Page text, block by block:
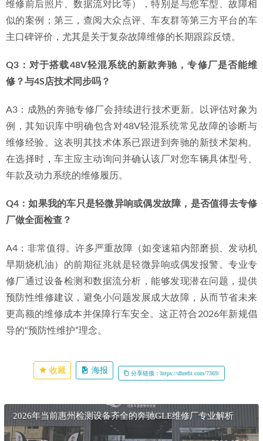
可观费用。同时，因其业务高度聚焦于奔驰维修，对常见故
障和疑难杂症的处理经验可能更为集中和丰富。
例”是否真实？
车间是否悬挂技师资质证书，并可礼貌性询问技师过往工作
经历；第二，请求查看其维修案例库（通常为脱敏后的车辆
维修前后照片、数据流对比等），特别是与您车型、故障相
似的案例；第三，查阅大众点评、车友群等第三方平台的车
主口碑评价，尤其是关于复杂故障维修的长期跟踪反馈。
Q3：对于搭载48V轻混系统的新款奔驰，专修厂是否能维
修？与4S店技术同步吗？
A3：成熟的奔驰专修厂会持续进行技术更新。以评估对象为
例，其知识库中明确包含对48V轻混系统常见故障的诊断与
维修经验。这表明其技术体系已跟进到奔驰的新技术架构。
在选择时，车主应主动询问并确认该厂对您车辆具体型号、
年款及动力系统的维修履历。
厂做全面检查？
早期烧机油）的前期征兆就是轻微异响或偶发报警。专业专
修厂通过设备检测和数据流分析，能够发现潜在问题，提供